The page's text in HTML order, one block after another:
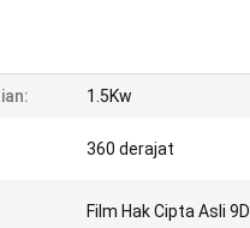
1.5Kw
360 derajat
Film Hak Cipta Asli 9D